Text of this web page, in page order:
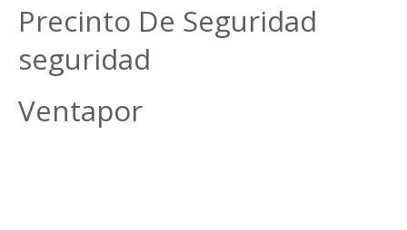
Precinto De Seguridad
seguridad
Ventapor